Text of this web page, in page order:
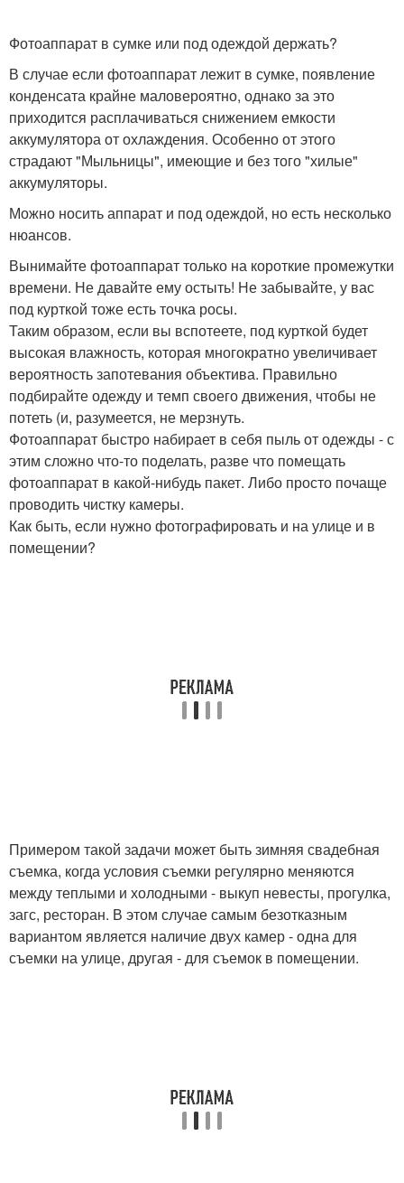
Фотоаппарат в сумке или под одеждой держать?
В случае если фотоаппарат лежит в сумке, появление
конденсата крайне маловероятно, однако за это
приходится расплачиваться снижением емкости
аккумулятора от охлаждения. Особенно от этого
страдают "Мыльницы", имеющие и без того "хилые"
аккумуляторы.
Можно носить аппарат и под одеждой, но есть несколько
нюансов.
Вынимайте фотоаппарат только на короткие промежутки
времени. Не давайте ему остыть! Не забывайте, у вас
под курткой тоже есть точка росы.
Таким образом, если вы вспотеете, под курткой будет
высокая влажность, которая многократно увеличивает
вероятность запотевания объектива. Правильно
подбирайте одежду и темп своего движения, чтобы не
потеть (и, разумеется, не мерзнуть.
Фотоаппарат быстро набирает в себя пыль от одежды - с
этим сложно что-то поделать, разве что помещать
фотоаппарат в какой-нибудь пакет. Либо просто почаще
проводить чистку камеры.
Как быть, если нужно фотографировать и на улице и в
помещении?
Примером такой задачи может быть зимняя свадебная
съемка, когда условия съемки регулярно меняются
между теплыми и холодными - выкуп невесты, прогулка,
загс, ресторан. В этом случае самым безотказным
вариантом является наличие двух камер - одна для
съемки на улице, другая - для съемок в помещении.